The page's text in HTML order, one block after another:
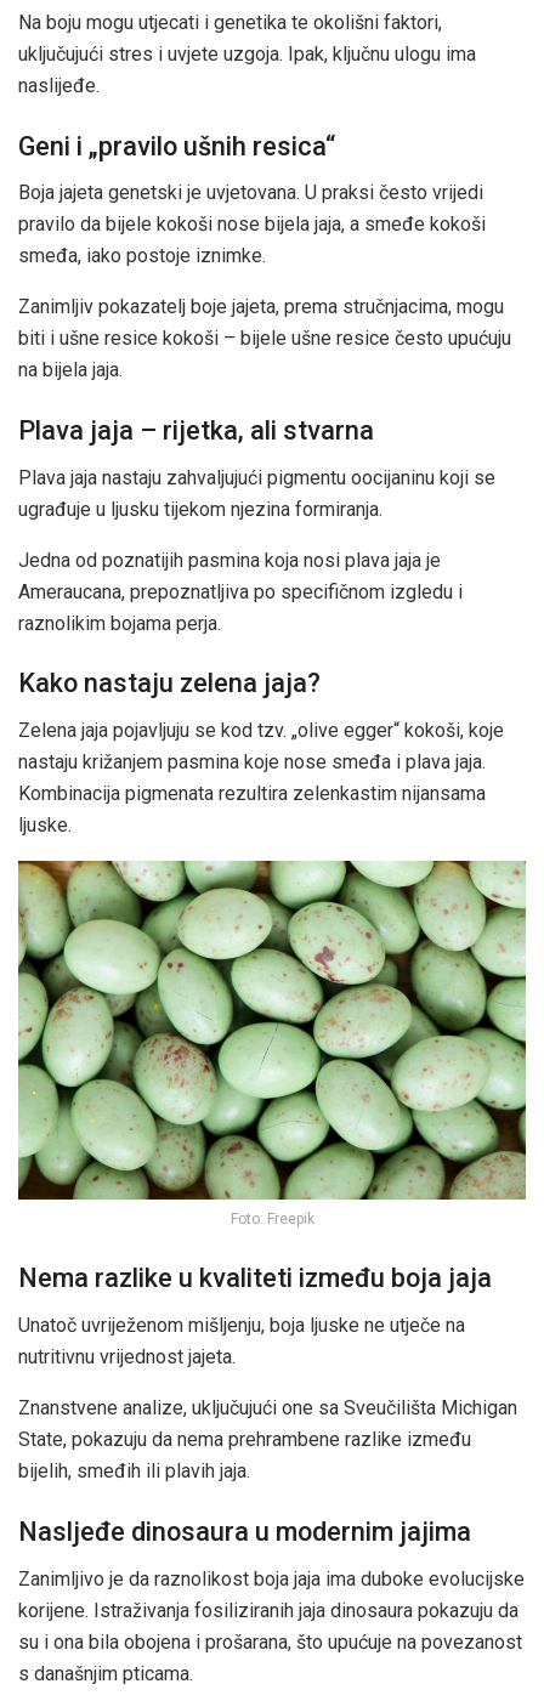
Na boju mogu utjecati i genetika te okolišni faktori,
uključujući stres i uvjete uzgoja. Ipak, ključnu ulogu ima
naslijeđe.
Geni i „pravilo ušnih resica“
Boja jajeta genetski je uvjetovana. U praksi često vrijedi
pravilo da bijele kokoši nose bijela jaja, a smeđe kokoši
smeđa, iako postoje iznimke.
Zanimljiv pokazatelj boje jajeta, prema stručnjacima, mogu
biti i ušne resice kokoši – bijele ušne resice često upućuju
na bijela jaja.
Plava jaja – rijetka, ali stvarna
Plava jaja nastaju zahvaljujući pigmentu oocijaninu koji se
ugrađuje u ljusku tijekom njezina formiranja.
Jedna od poznatijih pasmina koja nosi plava jaja je
Ameraucana, prepoznatljiva po specifičnom izgledu i
raznolikim bojama perja.
Kako nastaju zelena jaja?
Zelena jaja pojavljuju se kod tzv. „olive egger“ kokoši, koje
nastaju križanjem pasmina koje nose smeđa i plava jaja.
Kombinacija pigmenata rezultira zelenkastim nijansama
ljuske.
Foto: Freepik
Nema razlike u kvaliteti između boja jaja
Unatoč uvriježenom mišljenju, boja ljuske ne utječe na
nutritivnu vrijednost jajeta.
Znanstvene analize, uključujući one sa Sveučilišta Michigan
State, pokazuju da nema prehrambene razlike između
bijelih, smeđih ili plavih jaja.
Nasljeđe dinosaura u modernim jajima
Zanimljivo je da raznolikost boja jaja ima duboke evolucijske
korijene. Istraživanja fosiliziranih jaja dinosaura pokazuju da
su i ona bila obojena i prošarana, što upućuje na povezanost
s današnjim pticama.